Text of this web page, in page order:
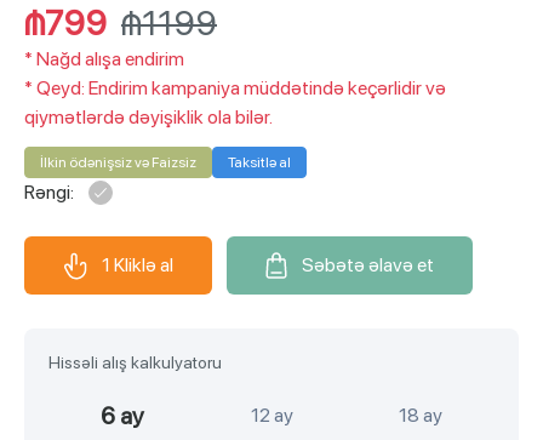
₼799 ₼1199
* Nağd alışa endirim
* Qeyd: Endirim kampaniya müddətində keçərlidir və
qiymətlərdə dəyişiklik ola bilər.
İlkin ödənişsiz və Faizsiz Taksitlə al
Rəngi:
1 Kliklə al Səbətə əlavə et
Hissəli alış kalkulyatoru
6 ay 12 ay 18 ay